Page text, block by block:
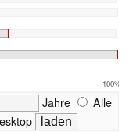
100%
Jahre
Alle